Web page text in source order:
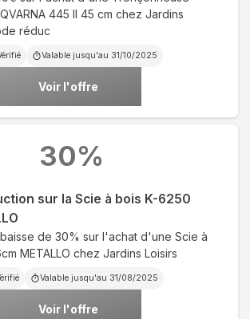
445 II 45 cm chez Jardins
réduc
Valable jusqu'au 31/10/2025
Voir l'offre
sur la Scie à bois K-6250
de 30% sur l'achat d'une Scie à
METALLO chez Jardins Loisirs
Valable jusqu'au 31/08/2025
Voir l'offre
30%